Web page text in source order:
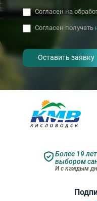
Согласен на
Согласен получать
Более 19
выбором
И с каждым